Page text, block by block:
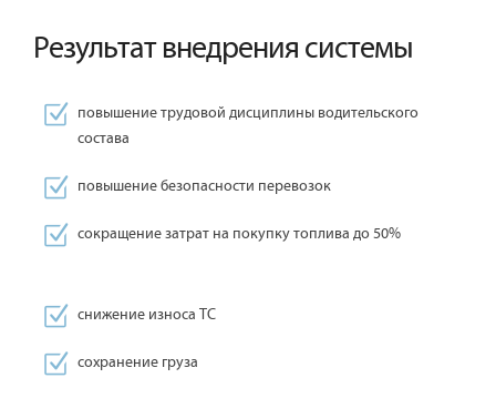
Результат внедрения системы
повышение трудовой дисциплины водительского
состава
повышение безопасности перевозок
сокращение затрат на покупку топлива до 50%
снижение износа ТС
сохранение груза